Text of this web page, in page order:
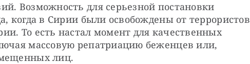
Возможность для серьезной постановки
когда в Сирии были освобождены от террористов
То есть настал момент для качественных
массовую репатриацию беженцев или,
лиц.